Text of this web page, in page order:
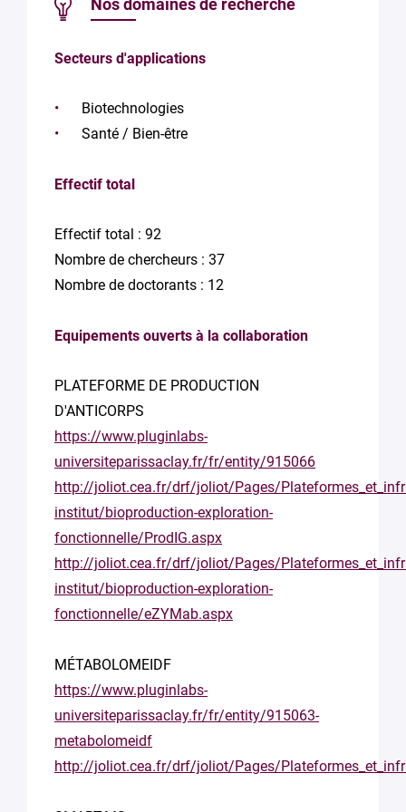
Nos domaines de recherche
Secteurs d'applications
Biotechnologies
Santé / Bien-être
Effectif total
Effectif total : 92
Nombre de chercheurs : 37
Nombre de doctorants : 12
Equipements ouverts à la collaboration
PLATEFORME DE PRODUCTION
D'ANTICORPS
https://www.pluginlabs-
universiteparissaclay.fr/fr/entity/915066
http://joliot.cea.fr/drf/joliot/Pages/
institut/bioproduction-exploration-
fonctionnelle/ProdIG.aspx
http://joliot.cea.fr/drf/joliot/Pages/
institut/bioproduction-exploration-
fonctionnelle/eZYMab.aspx
MÉTABOLOMEIDF
https://www.pluginlabs-
universiteparissaclay.fr/fr/entity/915063-
metabolomeidf
http://joliot.cea.fr/drf/joliot/Pages/